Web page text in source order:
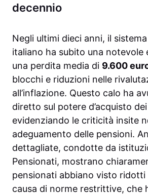
decennio
Negli ultimi dieci anni, il
italiano ha subito una notevole
una perdita media di 9.600
blocchi e riduzioni nelle
all’inflazione. Questo calo ha
diretto sul potere d’acquisto
evidenziando le criticità insite
adeguamento delle pensioni.
dettagliate, condotte da
Pensionati, mostrano
pensionati abbiano visto ridotti
causa di norme restrittive, che